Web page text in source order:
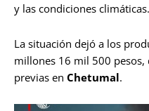
y las condiciones climáticas.
La situación dejó a los
millones 16 mil 500
previas en Chetumal.